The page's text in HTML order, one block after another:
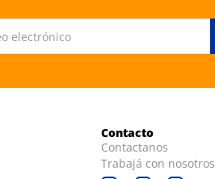
Contacto
Contactanos
Trabajá con nosotros